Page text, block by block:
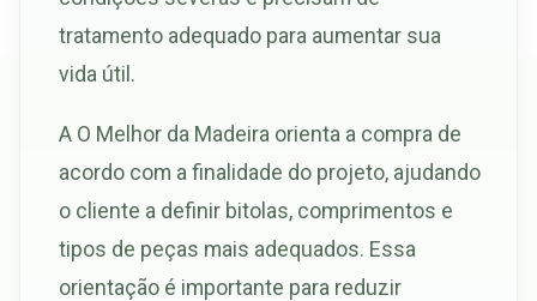
tratamento adequado para aumentar sua
vida útil.
A O Melhor da Madeira orienta a compra de
acordo com a finalidade do projeto, ajudando
o cliente a definir bitolas, comprimentos e
tipos de peças mais adequados. Essa
orientação é importante para reduzir